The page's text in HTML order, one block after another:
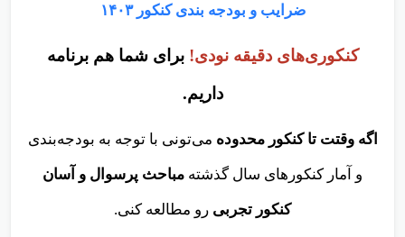
ضرایب و بودجه بندی کنکور ۱۴۰۳
کنکوری‌های دقیقه نودی! برای شما هم برنامه
داریم.
اگه وقتت تا کنکور محدوده می‌تونی با توجه به بودجه‌بندی
و آمار کنکور‌های سال گذشته مباحث پرسوال و آسان
کنکور تجربی رو مطالعه کنی.